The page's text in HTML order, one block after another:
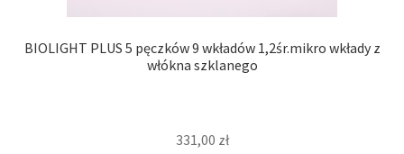
BIOLIGHT PLUS 5 pęczków 9 wkładów 1,2śr.mikro wkłady z
włókna szklanego
331,00 zł